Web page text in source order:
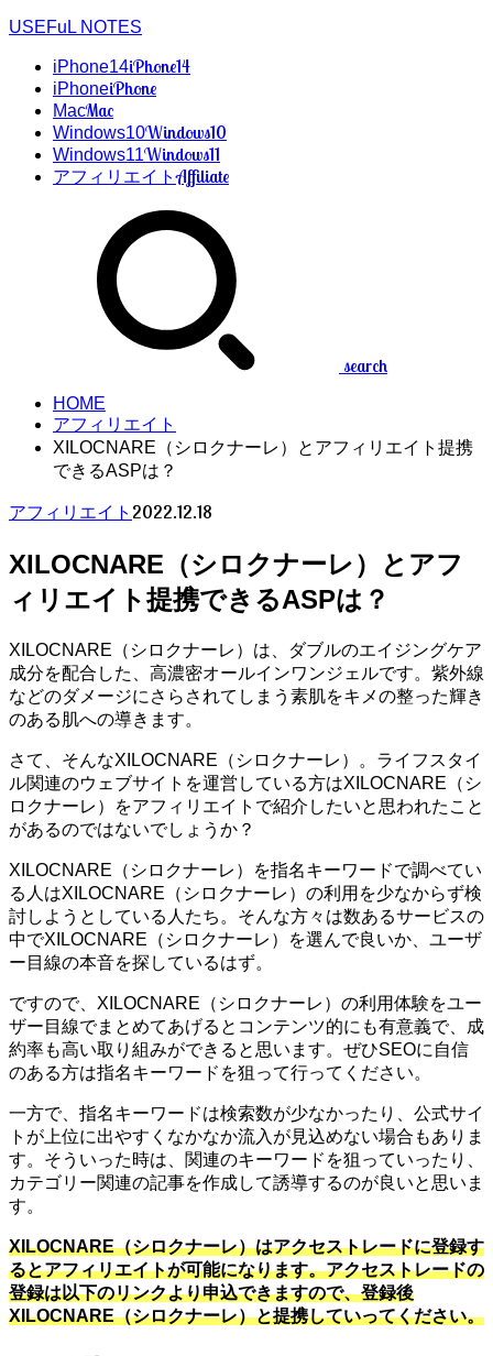
USEFuL NOTES
iPhone14iPhone14
iPhoneiPhone
MacMac
Windows10Windows10
Windows11Windows11
アフィリエイトAffiliate
search
HOME
アフィリエイト
XILOCNARE（シロクナーレ）とアフィリエイト提携
できるASPは？
アフィリエイト 2022.12.18
XILOCNARE（シロクナーレ）とアフ
ィリエイト提携できるASPは？
XILOCNARE（シロクナーレ）は、ダブルのエイジングケア
成分を配合した、高濃密オールインワンジェルです。紫外線
などのダメージにさらされてしまう素肌をキメの整った輝き
のある肌への導きます。
さて、そんなXILOCNARE（シロクナーレ）。ライフスタイ
ル関連のウェブサイトを運営している方はXILOCNARE（シ
ロクナーレ）をアフィリエイトで紹介したいと思われたこと
があるのではないでしょうか？
XILOCNARE（シロクナーレ）を指名キーワードで調べてい
る人はXILOCNARE（シロクナーレ）の利用を少なからず検
討しようとしている人たち。そんな方々は数あるサービスの
中でXILOCNARE（シロクナーレ）を選んで良いか、ユーザ
ー目線の本音を探しているはず。
ですので、XILOCNARE（シロクナーレ）の利用体験をユー
ザー目線でまとめてあげるとコンテンツ的にも有意義で、成
約率も高い取り組みができると思います。ぜひSEOに自信
のある方は指名キーワードを狙って行ってください。
一方で、指名キーワードは検索数が少なかったり、公式サイ
トが上位に出やすくなかなか流入が見込めない場合もありま
す。そういった時は、関連のキーワードを狙っていったり、
カテゴリー関連の記事を作成して誘導するのが良いと思いま
す。
XILOCNARE（シロクナーレ）はアクセストレードに登録す
るとアフィリエイトが可能になります。アクセストレードの
登録は以下のリンクより申込できますので、登録後
XILOCNARE（シロクナーレ）と提携していってください。